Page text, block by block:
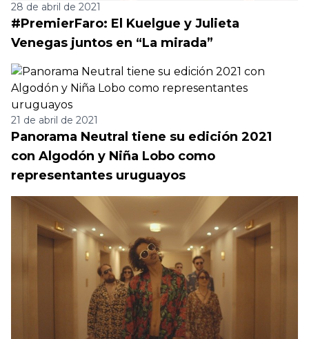
28 de abril de 2021
#PremierFaro: El Kuelgue y Julieta
Venegas juntos en “La mirada”
21 de abril de 2021
Panorama Neutral tiene su edición 2021
con Algodón y Niña Lobo como
representantes uruguayos